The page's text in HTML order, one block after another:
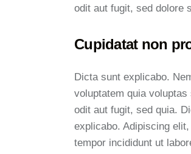
odit aut fugit, sed dolore
Cupidatat non
Dicta sunt explicabo.
voluptatem quia
odit aut fugit, sed quia.
explicabo. Adipiscing
tempor incididunt ut